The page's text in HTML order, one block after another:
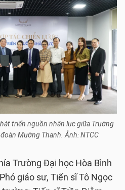
triển nguồn nhân lực giữa Trường
Mường Thanh. Ảnh: NTCC
Trường Đại học Hòa Bình
giáo sư, Tiến sĩ Tô Ngọc